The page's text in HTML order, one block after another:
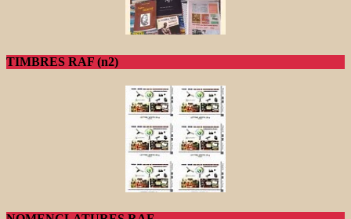
TIMBRES RAF (n2)